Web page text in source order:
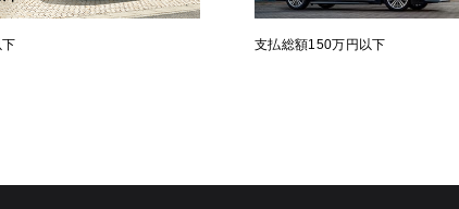
支払総額150万円以下